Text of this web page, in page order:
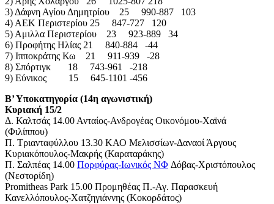
3) Δάφνη Αγίου Δημητρίου 25 990-887 103
4) ΑΕΚ Περιστερίου 25 847-727 120
5) Αμιλλα Περιστερίου 23 923-889 34
6) Προφήτης Ηλίας 21 840-884 -44
7) Ιπποκράτης Κω 21 911-939 -28
8) Σπόρτιγκ 18 743-961 -218
9) Εύνικος 15 645-1101 -456
Β’ Υποκατηγορία (14η αγωνιστική)
Κυριακή 15/2
Δ. Καλτσάς 14.00 Ανταίος-Ανδρογέας Οικονόμου-Χαϊνά
(Φιλίππου)
Π. Τριανταφύλλου 13.30 ΚΑΟ Μελισσίων-Δαναοί Άργους
Κυριακόπουλος-Μακρής (Καραταράκης)
Π. Σαλπέας 14.00 Πορφύρας-Ιωνικός ΝΦ Δόβας-Χριστόπουλος
(Νεστορίδη)
Promitheas Park 15.00 Προμηθέας Π.-Αγ. Παρασκευή
Κανελλόπουλος-Χατζηγιάννης (Κοκορδάτος)